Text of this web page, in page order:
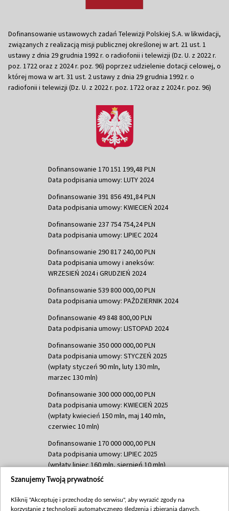
Dofinansowanie ustawowych zadań Telewizji Polskiej S.A. w likwidacji,
związanych z realizacją misji publicznej określonej w art. 21 ust. 1
ustawy z dnia 29 grudnia 1992 r. o radiofonii i telewizji (Dz. U. z 2022 r.
poz. 1722 oraz z 2024 r. poz. 96) poprzez udzielenie dotacji celowej, o
której mowa w art. 31 ust. 2 ustawy z dnia 29 grudnia 1992 r. o
radiofonii i telewizji (Dz. U. z 2022 r. poz. 1722 oraz z 2024 r. poz. 96)
Dofinansowanie 170 151 199,48 PLN
Data podpisania umowy: LUTY 2024
Dofinansowanie 391 856 491,84 PLN
Data podpisania umowy: KWIECIEŃ 2024
Dofinansowanie 237 754 754,24 PLN
Data podpisania umowy: LIPIEC 2024
Dofinansowanie 290 817 240,00 PLN
Data podpisania umowy i aneksów:
WRZESIEŃ 2024 i GRUDZIEŃ 2024
Dofinansowanie 539 800 000,00 PLN
Data podpisania umowy: PAŹDZIERNIK 2024
Dofinansowanie 49 848 800,00 PLN
Data podpisania umowy: LISTOPAD 2024
Dofinansowanie 350 000 000,00 PLN
Data podpisania umowy: STYCZEŃ 2025
(wpłaty styczeń 90 mln, luty 130 mln,
marzec 130 mln)
Dofinansowanie 300 000 000,00 PLN
Data podpisania umowy: KWIECIEŃ 2025
(wpłaty kwiecień 150 mln, maj 140 mln,
czerwiec 10 mln)
Dofinansowanie 170 000 000,00 PLN
Data podpisania umowy: LIPIEC 2025
(wpłaty lipiec 160 mln, sierpień 10 mln)
Dofinansowanie 60 000 000,00 PLN
(wpłata wrzesień 60 mln)
Szanujemy Twoją prywatność
Kliknij "Akceptuję i przechodzę do serwisu", aby wyrazić zgody na
korzystanie z technologii automatycznego śledzenia i zbierania danych,